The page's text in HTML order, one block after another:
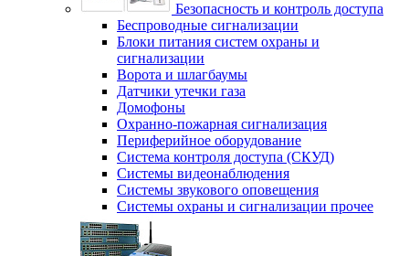
Безопасность и контроль доступа
Беспроводные сигнализации
Блоки питания систем охраны и
сигнализации
Ворота и шлагбаумы
Датчики утечки газа
Домофоны
Охранно-пожарная сигнализация
Периферийное оборудование
Система контроля доступа (СКУД)
Системы видеонаблюдения
Системы звукового оповещения
Системы охраны и сигнализации прочее